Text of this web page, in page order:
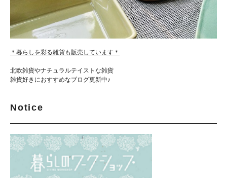
＊暮らしを彩る雑貨も販売しています＊
北欧雑貨やナチュラルテイストな雑貨
雑貨好きにおすすめなブログ更新中♪
Notice